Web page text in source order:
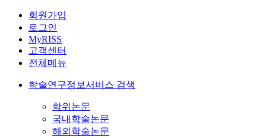
회원가입
로그인
MyRISS
고객센터
전체메뉴
학술연구정보서비스 검색
학위논문
국내학술논문
해외학술논문